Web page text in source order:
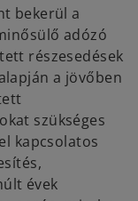
bekerül a
adózó
részesedések
a jövőben
szükséges
kapcsolatos
évek